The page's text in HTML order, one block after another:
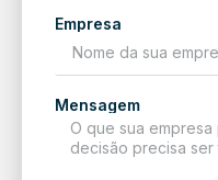
Empresa
Mensagem